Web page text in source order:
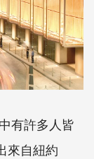
有許多人皆
來自紐約